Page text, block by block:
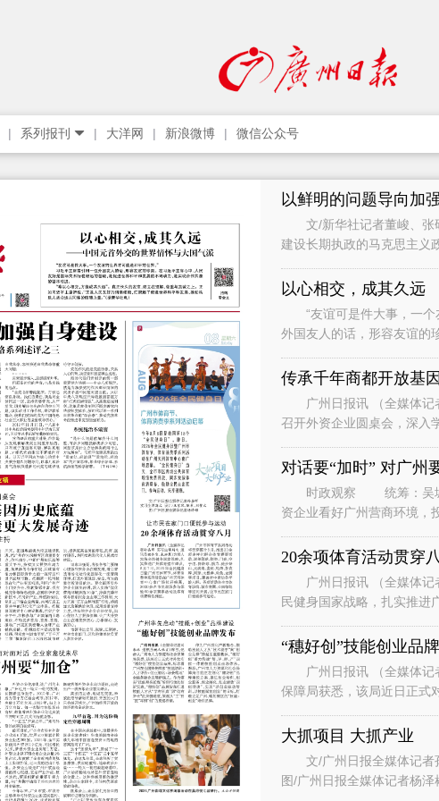
系列报刊 大洋网 新浪微博 微信公众号
以鲜明的问题导向加
文/新华社记者董峻、张
建设长期执政的马克思主
以心相交，成其久远
“友谊可是件大事，一个
外国友人的话，形容友谊的
传承千年商都开放基
广州日报讯 （全媒体记
召开外资企业圆桌会，深入
对话要“加时” 对广州
时政观察 统筹：吴城
资企业看好广州营商环境，
20余项体育活动贯穿
广州日报讯 （全媒体记
民健身国家战略，扎实推进
“穗好创”技能创业品
广州日报讯 （全媒体记
保障局获悉，该局近日正式
大抓项目 大抓产业
文/广州日报全媒体记者孙嘉晖 实习生谭斯文 设计/王紫凤
图/广州日报全媒体记者杨泽